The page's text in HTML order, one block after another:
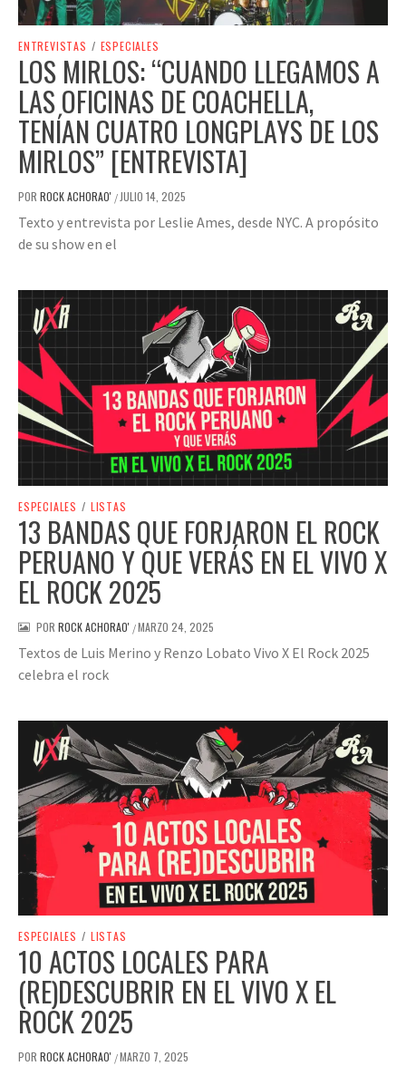
ENTREVISTAS / ESPECIALES
LOS MIRLOS: “CUANDO LLEGAMOS A
LAS OFICINAS DE COACHELLA,
TENÍAN CUATRO LONGPLAYS DE LOS
MIRLOS” [ENTREVISTA]
POR ROCK ACHORAO' /JULIO 14, 2025
Texto y entrevista por Leslie Ames, desde NYC. A propósito
de su show en el
ESPECIALES / LISTAS
13 BANDAS QUE FORJARON EL ROCK
PERUANO Y QUE VERÁS EN EL VIVO X
EL ROCK 2025
POR ROCK ACHORAO' /MARZO 24, 2025
Textos de Luis Merino y Renzo Lobato Vivo X El Rock 2025
celebra el rock
ESPECIALES / LISTAS
10 ACTOS LOCALES PARA
(RE)DESCUBRIR EN EL VIVO X EL
ROCK 2025
POR ROCK ACHORAO' /MARZO 7, 2025